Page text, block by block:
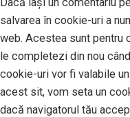
salvarea în cookie-uri a
web. Acestea sunt pentru
le completezi din nou
cookie-uri vor fi valabile
acest sit, vom seta un
dacă navigatorul tău